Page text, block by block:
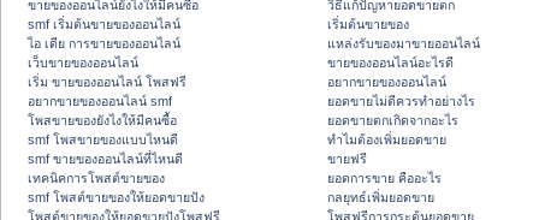
ขายของออนไลน์ยังไงให้มีคนซื้อ
smf เริ่มต้นขายของออนไลน์
ไอ เดีย การขายของออนไลน์
เว็บขายของออนไลน์
เริ่ม ขายของออนไลน์ โพสฟรี
อยากขายของออนไลน์ smf
โพสขายของยังไงให้มีคนซื้อ
smf โพสขายของแบบไหนดี
smf ขายของออนไลน์ที่ไหนดี
เทคนิคการโพสต์ขายของ
smf โพสต์ขายของให้ยอดขายปัง
โพสต์ขายของให้ยอดขายปังโพสฟรี
วิธีแก้ปัญหายอดขายตก
เริ่มต้นขายของ
แหล่งรับของมาขายออนไลน์
ขายของออนไลน์อะไรดี
อยากขายของออนไลน์
ยอดขายไม่ดีควรทำอย่างไร
ยอดขายตกเกิดจากอะไร
ทำไมต้องเพิ่มยอดขาย
ขายฟรี
ยอดการขาย คืออะไร
กลยุทธ์เพิ่มยอดขาย
โพสฟรีการกระตุ้นยอดขาย